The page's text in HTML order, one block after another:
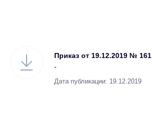
Приказ от 19.12.2019 № 161
-
Дата публикации: 19.12.2019